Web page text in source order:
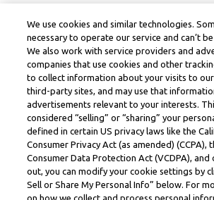
트리 계
산기
솔루션
확인
Symbolab, a Learneo, Inc.
© Learneo, Inc. 2024
We use cookies and similar technologies.
necessary to operate our service and can’t
We also work with service providers and
companies that use cookies and other
to collect information about your visits to
third-party sites, and may use that
advertisements relevant to your interests.
considered “selling” or “sharing” your
defined in certain US privacy laws like the
Consumer Privacy Act (as amended) (CCPA),
Consumer Data Protection Act (VCDPA),
out, you can modify your cookie settings by
Sell or Share My Personal Info” below. For
on how we collect and process personal